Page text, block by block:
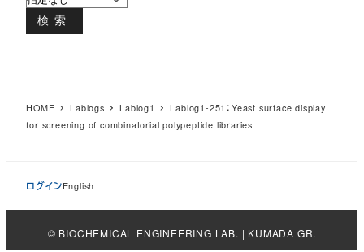
検索
HOME Lablogs Lablog1
Lablog1-251：Yeast surface display
for screening of combinatorial polypeptide libraries
ログインEnglish
© BIOCHEMICAL ENGINEERING LAB. | KUMADA GR.